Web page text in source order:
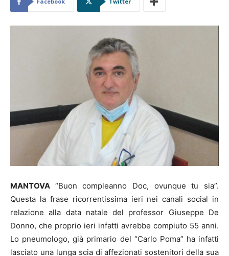
MANTOVA “Buon compleanno Doc, ovunque tu sia”.
Questa la frase ricorrentissima ieri nei canali social in
relazione alla data natale del professor Giuseppe De
Donno, che proprio ieri infatti avrebbe compiuto 55 anni.
Lo pneumologo, già primario del “Carlo Poma” ha infatti
lasciato una lunga scia di affezionati sostenitori della sua